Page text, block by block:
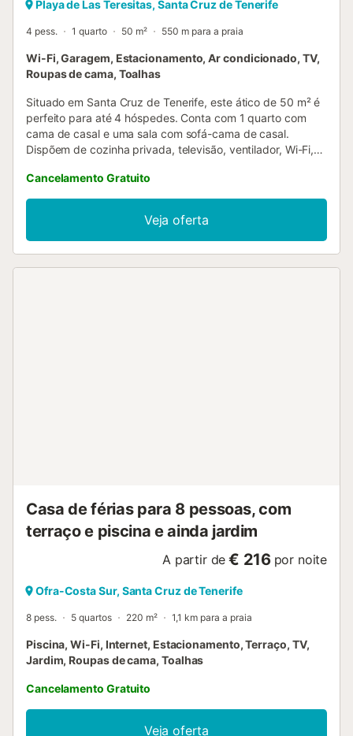
Playa de Las Teresitas, Santa Cruz de Tenerife
4 pess. 1 quarto 50 m² 550 m para a praia
Wi-Fi, Garagem, Estacionamento, Ar condicionado, TV,
Roupas de cama, Toalhas
Situado em Santa Cruz de Tenerife, este ático de 50 m² é
perfeito para até 4 hóspedes. Conta com 1 quarto com
cama de casal e uma sala com sofá-cama de casal.
Dispõem de cozinha privada, televisão, ventilador, Wi-Fi,
maior comodidade. Aproveitem as belas vistas para o mar
e a montanha graças à localização elevada. O alojamento
inclui 1 lugar de estacionamento partilhado no edifício e
está próximo de transportes públicos e da praia. Não são
permitidos eventos na propriedade. Este acolhedor ático
Cancelamento Gratuito
Veja oferta
Casa de férias para 8 pessoas, com
terraço e piscina e ainda jardim
A partir de € 216 por noite
Ofra-Costa Sur, Santa Cruz de Tenerife
8 pess. 5 quartos 220 m² 1,1 km para a praia
Piscina, Wi-Fi, Internet, Estacionamento, Terraço, TV,
Jardim, Roupas de cama, Toalhas
Cancelamento Gratuito
Veja oferta